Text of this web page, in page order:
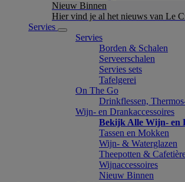
Nieuw Binnen
Hier vind je al het nieuws van Le
Servies
Servies
Borden & Schalen
Serveerschalen
Servies sets
Tafelgerei
On The Go
Drinkflessen,
Wijn- en Drankaccessoires
Bekijk Alle Wijn- en
Tassen en Mokken
Wijn- & Waterglazen
Theepotten &
Wijnaccessoires
Nieuw Binnen